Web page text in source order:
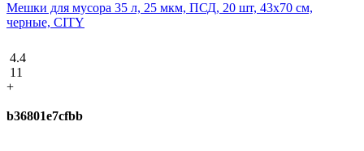
Мешки для мусора 35 л, 25 мкм, ПСД, 20 шт, 43х70 см,
черные, CITY
4.4
11
+
b36801e7cfbb